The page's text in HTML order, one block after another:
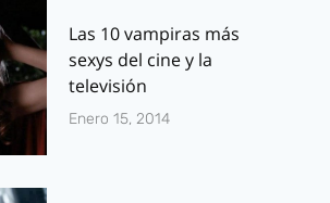
Las 10 vampiras más
sexys del cine y la
televisión
Enero 15, 2014